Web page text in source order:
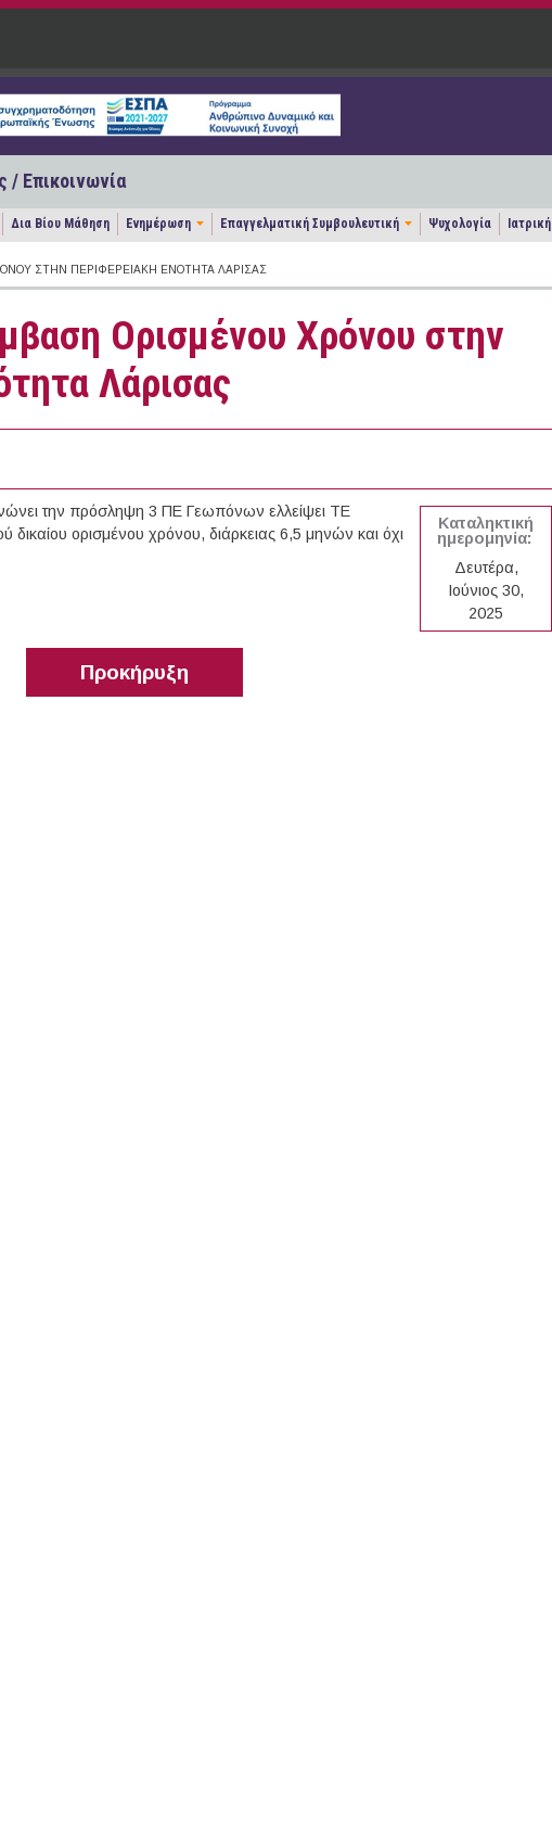
/ Επικοινωνία
Δια Βίου Μάθηση Ενημέρωση Επαγγελματική Συμβουλευτική Ψυχολογία Ιατρική
ΣΤΗΝ ΠΕΡΙΦΕΡΕΙΑΚΉ ΕΝΌΤΗΤΑ ΛΆΡΙΣΑΣ
Ορισμένου Χρόνου στην
Λάρισας
Καταληκτική
ημερομηνία:
Δευτέρα,
Ιούνιος 30,
2025
την πρόσληψη 3 ΠΕ Γεωπόνων ελλείψει ΤΕ
ορισμένου χρόνου, διάρκειας 6,5 μηνών και όχι
Προκήρυξη